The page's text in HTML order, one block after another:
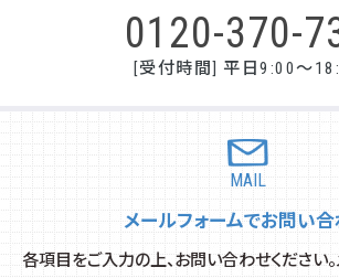
0120-370-
[受付時間] 平日9:00～
MAIL
メールフォームでお問い
各項目をご入力の上、お問い合わせください